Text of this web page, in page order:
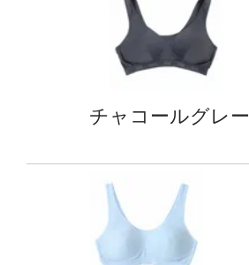
チャコールグレー